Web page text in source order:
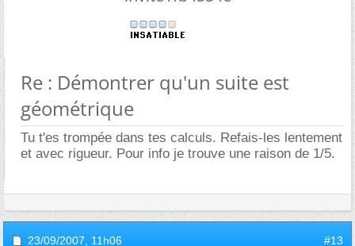
Re : Démontrer qu'un suite est
géométrique
Tu t'es trompée dans tes calculs. Refais-les lentement
et avec rigueur. Pour info je trouve une raison de 1/5.
23/09/2007, 11h06 #13